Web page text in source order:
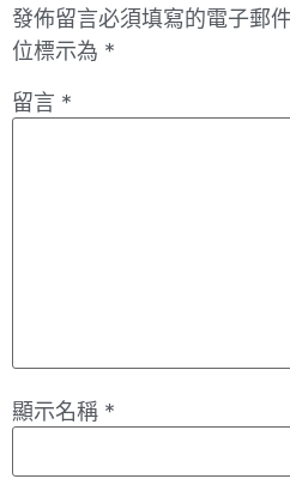
發佈留言必須填寫的電子郵
位標示為 *
留言 *
顯示名稱 *